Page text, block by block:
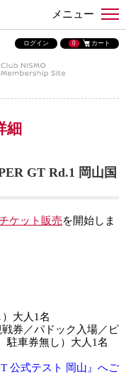
メニュー
ログイン 0 カート
細
GT Rd.1 岡山国
ケット販売を開始しま
大人1名
券／パドック入場／ピ
駐車券無し）大人1名
公式テスト 岡山』へご